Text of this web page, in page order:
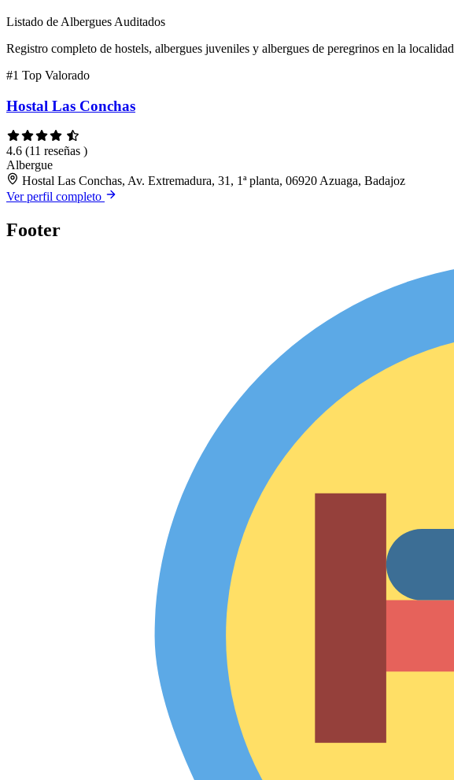
Listado de Albergues Auditados
Registro completo de hostels, albergues juveniles y albergues de peregrinos en la localidad
#1 Top Valorado
Hostal Las Conchas
4.6 (11 reseñas )
Albergue
Hostal Las Conchas, Av. Extremadura, 31, 1ª planta, 06920 Azuaga, Badajoz
Ver perfil completo
Footer